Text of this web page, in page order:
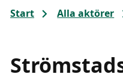
Start Alla aktörer